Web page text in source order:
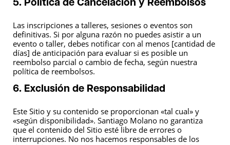
5. Política de Cancelación y Reembolsos
Las inscripciones a talleres, sesiones o eventos son
definitivas. Si por alguna razón no puedes asistir a un
evento o taller, debes notificar con al menos [cantidad de
días] de anticipación para evaluar si es posible un
reembolso parcial o cambio de fecha, según nuestra
política de reembolsos.
6. Exclusión de Responsabilidad
Este Sitio y su contenido se proporcionan «tal cual» y
«según disponibilidad». Santiago Molano no garantiza
que el contenido del Sitio esté libre de errores o
interrupciones. No nos hacemos responsables de los